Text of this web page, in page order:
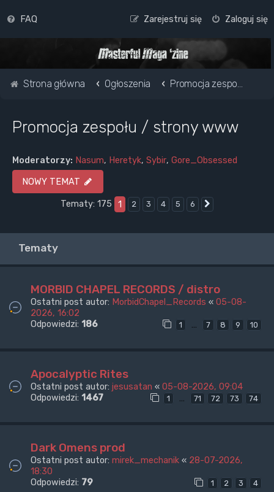
FAQ Zaloguj się
Zarejestruj się
Strona główna Ogłoszenia Promocja zespołu / strony www
Promocja zespołu / strony www
Moderatorzy: Nasum, Heretyk, Sybir, Gore_Obsessed
NOWY TEMAT
Tematy: 175
1 2 3 4 5 6
Tematy
MORBID CHAPEL RECORDS / distro
Ostatni post autor: MorbidChapel_Records « 05-08-
2026, 16:02
Odpowiedzi: 186 1 … 7 8 9 10
Apocalyptic Rites
Ostatni post autor: jesusatan « 05-08-2026, 09:04
Odpowiedzi: 1467 1 … 71 72 73 74
Dark Omens prod
Ostatni post autor: mirek_mechanik « 28-07-2026,
18:30
Odpowiedzi: 79 1 2 3 4